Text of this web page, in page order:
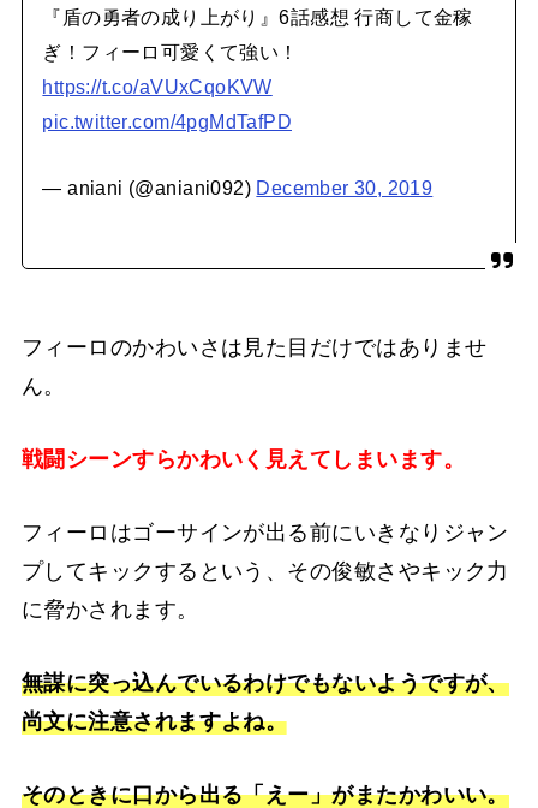
『盾の勇者の成り上がり』6話感想 行商して金稼
ぎ！フィーロ可愛くて強い！
https://t.co/aVUxCqoKVW
pic.twitter.com/4pgMdTafPD
— aniani (@aniani092) December 30, 2019
フィーロのかわいさは見た目だけではありませ
ん。
戦闘シーンすらかわいく見えてしまいます。
フィーロはゴーサインが出る前にいきなりジャン
プしてキックするという、その俊敏さやキック力
に脅かされます。
無謀に突っ込んでいるわけでもないようですが、
尚文に注意されますよね。
そのときに口から出る「えー」がまたかわいい。